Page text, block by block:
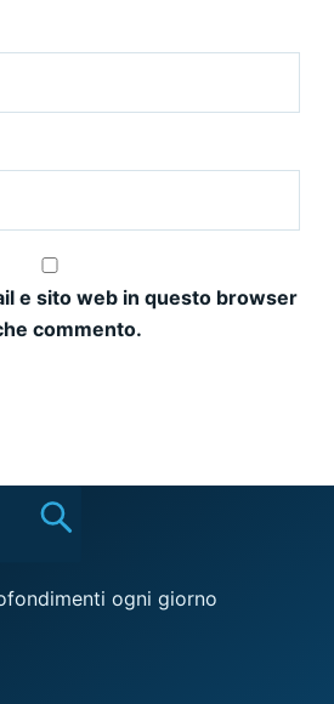
e sito web in questo browser
commento.
ogni giorno